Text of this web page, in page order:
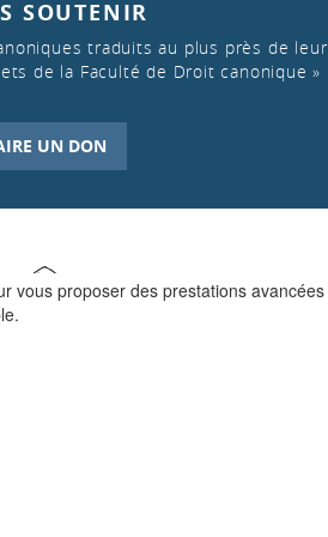
vous proposer des prestations
SOUTENIR
traduits au plus près de leur
de la Faculté de Droit canonique »
UN DON